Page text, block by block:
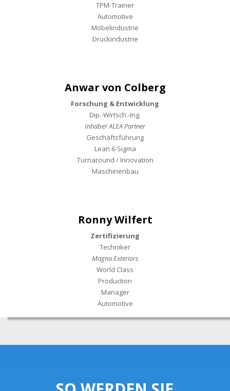
TPM-Trainer
Automotive
Möbelindustrie
Druckindustrie
Anwar von Colberg
Forschung & Entwicklung
Dip.-Wirtsch.-Ing.
Inhaber ALEA Partner
Geschäftsführung
Lean 6-Sigma
Turnaround / Innovation
Maschinenbau
Ronny Wilfert
Zertifizierung
Techniker
Magna Exteriors
World Class
Production
Manager
Automotive